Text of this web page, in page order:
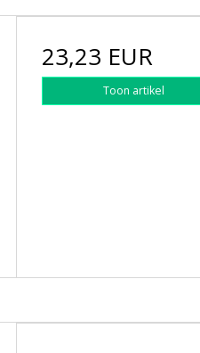
23,23 EUR
Toon artikel